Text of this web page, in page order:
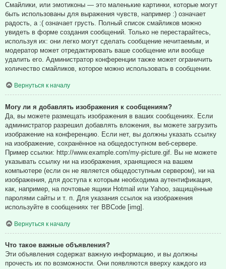
Смайлики, или эмотиконы — это маленькие картинки, которые могут
быть использованы для выражения чувств, например :) означает
радость, а :( означает грусть. Полный список смайликов можно
увидеть в форме создания сообщений. Только не перестарайтесь,
используя их: они легко могут сделать сообщение нечитаемым, и
модератор может отредактировать ваше сообщение или вообще
удалить его. Администратор конференции также может ограничить
количество смайликов, которое можно использовать в сообщении.
Вернуться к началу
Могу ли я добавлять изображения к сообщениям?
Да, вы можете размещать изображения в ваших сообщениях. Если
администратор разрешил добавлять вложения, вы можете загрузить
изображение на конференцию. Если нет, вы должны указать ссылку
на изображение, сохранённое на общедоступном веб-сервере.
Пример ссылки: http://www.example.com/my-picture.gif. Вы не можете
указывать ссылку ни на изображения, хранящиеся на вашем
компьютере (если он не является общедоступным сервером), ни на
изображения, для доступа к которым необходима аутентификация,
как, например, на почтовые ящики Hotmail или Yahoo, защищённые
паролями сайты и т. п. Для указания ссылок на изображения
используйте в сообщениях тег BBCode [img].
Вернуться к началу
Что такое важные объявления?
Эти объявления содержат важную информацию, и вы должны
прочесть их по возможности. Они появляются вверху каждого из